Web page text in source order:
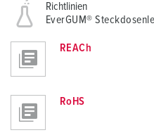
Richtlinien
EverGUM®
REACh
RoHS